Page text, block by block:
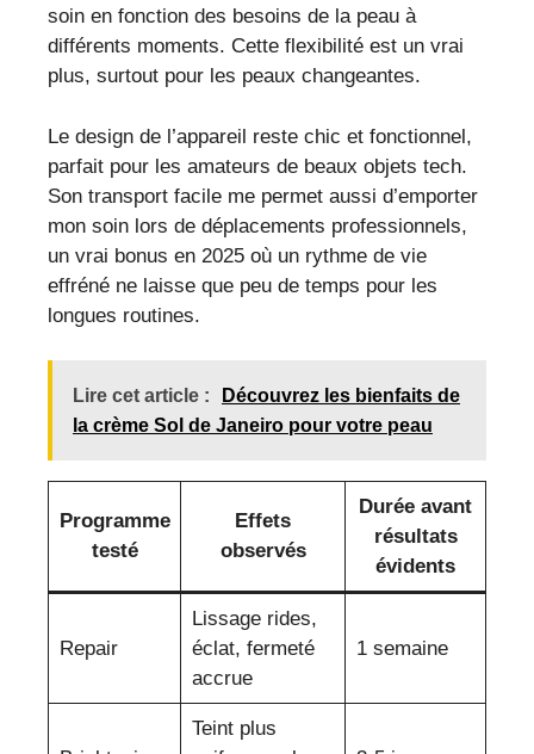
soin en fonction des besoins de la peau à
différents moments. Cette flexibilité est un vrai
plus, surtout pour les peaux changeantes.
Le design de l’appareil reste chic et fonctionnel,
parfait pour les amateurs de beaux objets tech.
Son transport facile me permet aussi d’emporter
mon soin lors de déplacements professionnels,
un vrai bonus en 2025 où un rythme de vie
effréné ne laisse que peu de temps pour les
longues routines.
Lire cet article :
Découvrez les bienfaits de
la crème Sol de Janeiro pour votre peau
Programme
testé
Effets
observés
Durée avant
résultats
évidents
Repair
Lissage rides,
éclat, fermeté
accrue
1 semaine
Teint plus